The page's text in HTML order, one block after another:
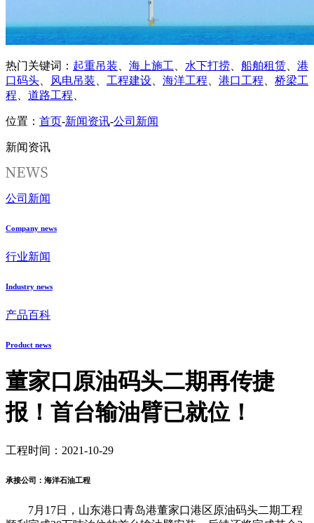
热门关键词： 起重吊装、 海上施工、 水下打捞、 船舶租赁、 港
口码头、 风电吊装、 工程建设、 海洋工程、 港口工程、 桥梁工
程、 道路工程、
位置： 首页-新闻资讯-公司新闻
新闻资讯
公司新闻
Company news
行业新闻
Industry news
产品百科
Product news
董家口原油码头二期再传捷
报！首台输油臂已就位！
工程时间：2021-10-29
承接公司：海洋石油工程
7月17日，山东港口青岛港董家口港区原油码头二期工程